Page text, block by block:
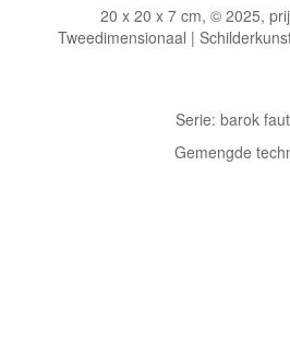
20 x 20 x 7 cm, © 2025,
Tweedimensionaal |
Serie: barok
Gemengde